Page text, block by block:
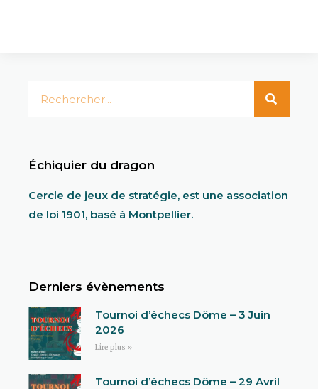
Échiquier du dragon
Cercle de jeux de stratégie, est une association
de loi 1901, basé à Montpellier.
Derniers évènements
Tournoi d’échecs Dôme – 3 Juin
2026
Lire plus »
Tournoi d’échecs Dôme – 29 Avril